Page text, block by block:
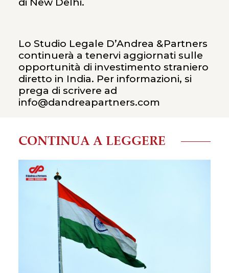
Lo Studio Legale D’Andrea &Partners
continuerà a tenervi aggiornati sulle
opportunità di investimento straniero
diretto in India. Per informazioni, si
prega di scrivere ad
info@dandreapartners.com
CONTINUA A LEGGERE